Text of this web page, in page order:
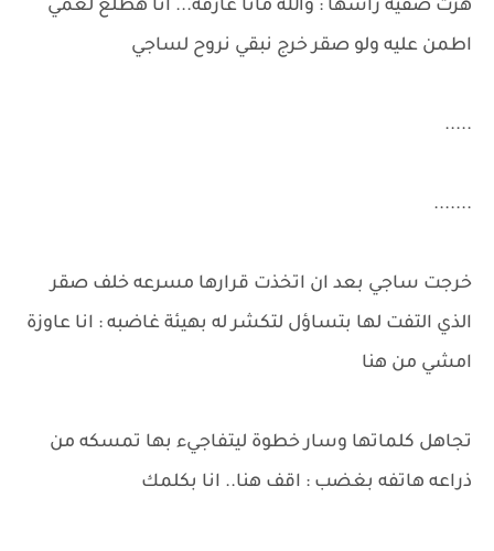
هزت صفية راسها : والله مانا عارفة... انا هطلع لعمي
اطمن عليه ولو صقر خرج نبقي نروح لساجي
.....
.......
خرجت ساجي بعد ان اتخذت قرارها مسرعه خلف صقر
الذي التفت لها بتساؤل لتكشر له بهيئة غاضبه : انا عاوزة
امشي من هنا
تجاهل كلماتها وسار خطوة ليتفاجيء بها تمسكه من
ذراعه هاتفه بغضب : اقف هنا.. انا بكلمك